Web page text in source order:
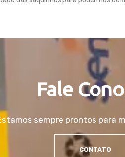
Fale
sempre prontos para
CONTATO